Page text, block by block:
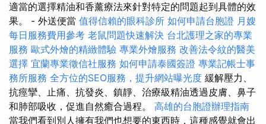
適當的選擇精油和香薰療法來針對特定的問題起到具體的效
果。 - 外送便當 值得信賴的眼科診所 如何申請台胞證 月嫂
每日服務費用參考 老鼠問題快速解決 台北護理之家的專業
服務 歐式外燴的精緻體驗 專業外燴服務 改善法令紋的醫美
選擇 宜蘭專業徵信社服務 如何申請泰國簽證 專業記帳士事
務所服務 全方位的SEO服務，提升網站曝光度 緩解壓力、
抗痙攣、止痛、抗發炎、鎮靜、治療級精油透過皮膚、鼻子
和肺部吸收，促進自然癒合過程。 高雄的台胞證辦理指南
當我們看到別人擁有我們也想要的東西時，這種感覺就會出